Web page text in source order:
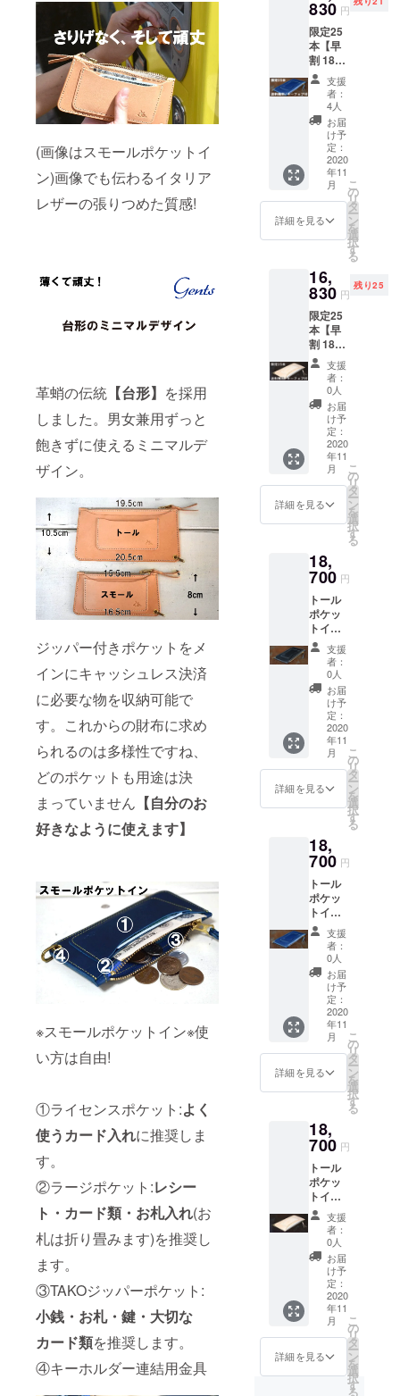
(画像はスモールポケットイ
ン)画像でも伝わるイタリア
レザーの張りつめた質感!
革蛸の伝統 【台形】 を採用
しました。男女兼用ずっと
飽きずに使えるミニマルデ
ザイン。
ジッパー付きポケットをメ
インにキャッシュレス決済
に必要な物を収納可能で
す。これからの財布に求め
られるのは多様性ですね、
どのポケットも用途は決
まっていません 【自分のお
好きなように使えます】
※スモールポケットイン※使
い方は自由!
①ライセンスポケット:よく
使うカード入れに推奨しま
す。
②ラージポケット:レシー
ト・カード類・お札入れ(お
札は折り畳みます)を推奨し
ます。
③TAKOジッパーポケット:
小銭・お札・鍵・大切な
カード類を推奨します。
④キーホルダー連結用金具
ルド】
【アン
ティー
ク】よ
りご選
択下さ
縦:10.5
cm
横:19.5
cm-
20.5cm
(台形)
ステッ
チカ
ラー:-ホ
ケッ
ト/1
ラージ
ポケッ
ト/1
TAKO
ジッ
パー付
きポ
ケッ
ト/1
キー
ファブ
連結金
具付 日
本製
830 円
限定25
本【早
割 1870
円お
得】
トール
ポケッ
トイ
ン
ブッ
テーロ
ブルー
・送料
無料 ・
キー
フォブ
【ゴー
ルド】
【アン
ティー
ク】よ
りご選
択下さ
縦:10.5
cm
横:19.5
cm-
20.5cm
(台形)
ステッ
チカ
ラー:-イ
ケッ
ト/1
ラージ
ポケッ
ト/1
TAKO
ジッ
パー付
きポ
ケッ
ト/1
キー
ファブ
連結金
具付 日
本製
支援
者：
4人
お届
け予
定：
2020
年11
月
詳細を見る
こ
の
リ
タ
ー
ン
を
選
択
す
る
16,
830 円
残り25
限定25
本【早
割 1870
円お
得】
トール
ポケッ
トイ
ン
ブッ
テーロ
ナチュ
ラル ・
送料無
料 ・
キー
は
【ゴー
ルド】
【アン
ティー
ク】よ
りご選
択下さ
縦:10.5
横:19.5
cm-
20.5cm
(台形)
ステッ
チカ
ラー:-ホ
ンスポ
ケッ
ト/1
ラージ
ポケッ
ト/1
TAKO
ジッ
パー付
きポ
ケッ
ト/1
キー
ファブ
連結金
具付 日
本製
支援
者：
0人
お届
け予
定：
2020
年11
月
詳細を見る
こ
の
リ
タ
ー
ン
を
選
択
す
る
18,
700 円
トール
ポケッ
トイ
ン
ブッ
テーロ
ブラッ
料無料!!
詳細
縦:10.5
横:19.5
cm-
20.5cm
(台形)
チカ
ラー:-ホ
ワイト
ライセ
ンスポ
ケッ
ト/1
ラージ
ポケッ
ト/1
TAKO
ジッ
パー付
きポ
ケッ
ト/1
キー
本製
支援
者：
0人
お届
け予
定：
2020
年11
月
詳細を見る
こ
の
リ
タ
ー
ン
を
選
択
す
る
18,
700 円
トール
ポケッ
トイ
ン
ブッ
テーロ
ブルー
・送料
無料!!
詳細
縦:10.5
横:19.5
cm-
20.5cm
(台形)
チカ
ラー:-イ
エロー
ライセ
ンスポ
ケッ
ト/1
ラージ
ポケッ
ト/1
TAKO
ジッ
パー付
きポ
ケッ
ト/1
キー
支援
者：
0人
お届
け予
定：
2020
年11
月
詳細を見る
こ
の
リ
タ
ー
ン
を
選
択
す
る
18,
700 円
トール
ポケッ
トイ
ン
ブッ
テーロ
ナチュ
ラル ・
送料無
料!! 詳
縦:10.5
cm
横:19.5
cm-
20.5cm
支援
者：
0人
お届
け予
定：
2020
年11
月
詳細を見る
こ
の
リ
タ
ー
ン
を
選
択
す
る